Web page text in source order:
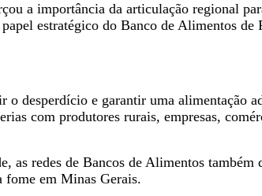
a importância da articulação regional
estratégico do Banco de Alimentos
desperdício e garantir uma alimentação
com produtores rurais, empresas,
redes de Bancos de Alimentos também
fome em Minas Gerais.